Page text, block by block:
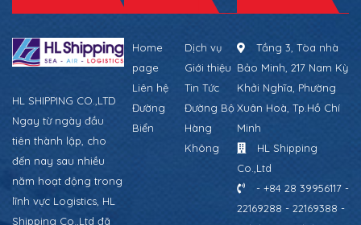
HL SHIPPING CO.,LTD
Ngay từ ngày đầu
tiên thành lập, cho
đến nay sau nhiều
năm hoạt động trong
lĩnh vực Logistics, HL
Shipping Co.,Ltd đã
Home
page
Dịch vụ
Giới thiệu
Liên hệ
Tin Tức
Đường
Biển
Đường Bộ
Hàng
Không
Tầng 3, Tòa nhà
Bảo Minh, 217 Nam Kỳ
Khởi Nghĩa, Phường
Xuân Hoà, Tp.Hồ Chí
Minh
HL Shipping
Co.,Ltd
- +84 28 39956117 -
22169288 - 22169388 -